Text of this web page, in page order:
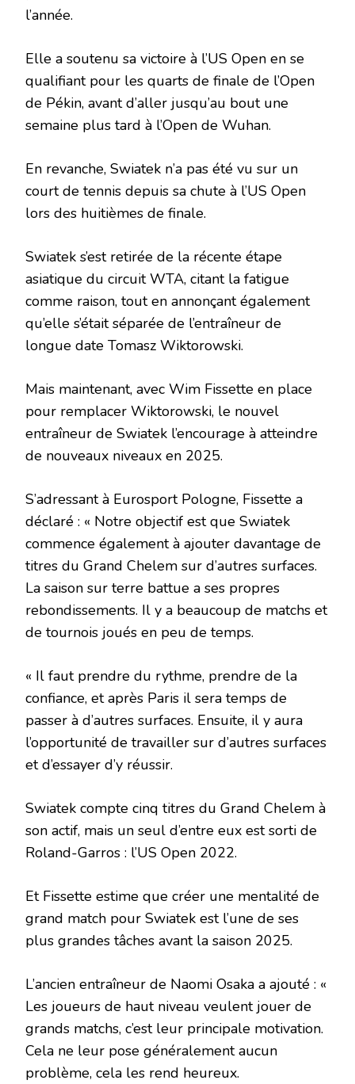
l’année.
Elle a soutenu sa victoire à l’US Open en se
qualifiant pour les quarts de finale de l’Open
de Pékin, avant d’aller jusqu’au bout une
semaine plus tard à l’Open de Wuhan.
En revanche, Swiatek n’a pas été vu sur un
court de tennis depuis sa chute à l’US Open
lors des huitièmes de finale.
Swiatek s’est retirée de la récente étape
asiatique du circuit WTA, citant la fatigue
comme raison, tout en annonçant également
qu’elle s’était séparée de l’entraîneur de
longue date Tomasz Wiktorowski.
Mais maintenant, avec Wim Fissette en place
pour remplacer Wiktorowski, le nouvel
entraîneur de Swiatek l’encourage à atteindre
de nouveaux niveaux en 2025.
S’adressant à Eurosport Pologne, Fissette a
déclaré : « Notre objectif est que Swiatek
commence également à ajouter davantage de
titres du Grand Chelem sur d’autres surfaces.
La saison sur terre battue a ses propres
rebondissements. Il y a beaucoup de matchs et
de tournois joués en peu de temps.
« Il faut prendre du rythme, prendre de la
confiance, et après Paris il sera temps de
passer à d’autres surfaces. Ensuite, il y aura
l’opportunité de travailler sur d’autres surfaces
et d’essayer d’y réussir.
Swiatek compte cinq titres du Grand Chelem à
son actif, mais un seul d’entre eux est sorti de
Roland-Garros : l’US Open 2022.
Et Fissette estime que créer une mentalité de
grand match pour Swiatek est l’une de ses
plus grandes tâches avant la saison 2025.
L’ancien entraîneur de Naomi Osaka a ajouté : «
Les joueurs de haut niveau veulent jouer de
grands matchs, c’est leur principale motivation.
Cela ne leur pose généralement aucun
problème, cela les rend heureux.